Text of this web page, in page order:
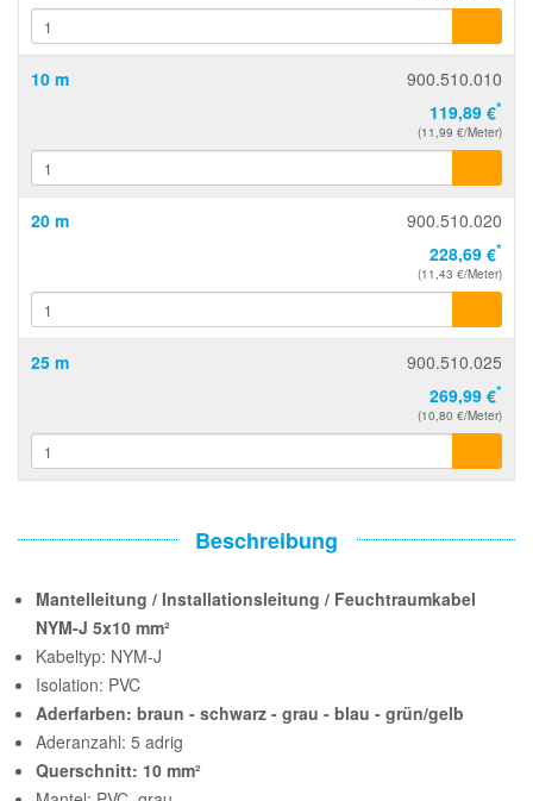
10 m
900.510.010
119,89 €*
(11,99 €/Meter)
20 m
900.510.020
228,69 €*
(11,43 €/Meter)
25 m
900.510.025
269,99 €*
(10,80 €/Meter)
Beschreibung
Mantelleitung / Installationsleitung / Feuchtraumkabel
NYM-J 5x10 mm²
Kabeltyp: NYM-J
Isolation: PVC
Aderfarben: braun - schwarz - grau - blau - grün/gelb
Aderanzahl: 5 adrig
Querschnitt: 10 mm²